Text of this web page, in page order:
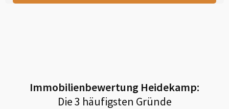
Immobilienbewertung Heidekamp:
Die 3 häufigsten Gründe